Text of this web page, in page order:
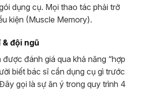
dụng cụ. Mọi thao tác phải trở
kiện (Muscle Memory).
đội ngũ
đánh giá qua khả năng “hợp
biết bác sĩ cần dụng cụ gì trước
gọi là sự ăn ý trong quy trình 4